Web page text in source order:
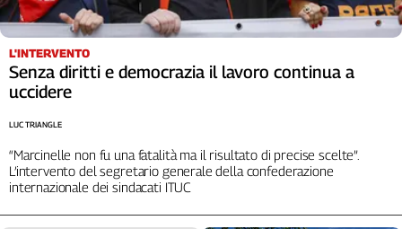
L'INTERVENTO
Senza diritti e democrazia il lavoro continua a
uccidere
“Marcinelle non fu una fatalità ma il risultato di precise scelte”.
L’intervento del segretario generale della confederazione
internazionale dei sindacati ITUC
LUC TRIANGLE